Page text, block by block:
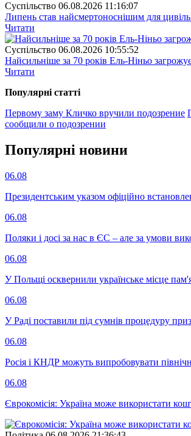
Суспiльство 06.08.2026 11:16:07
Липень став найсмертоноснішим для
Читати
Суспiльство 06.08.2026 10:55:52
Найсильніше за 70 років Ель-Ніньо
Читати
Популярнi статтi
Первому заму Кличко вручили подозрение
сообщили о подозрении
Популярнi новини
06.08
Президентським указом офіційно
06.08
Поляки і досі за нас в ЄС – але за умови
06.08
У Польщі осквернили українське місце
06.08
У Раді поставили під сумнів процедуру
06.08
Росія і КНДР можуть випробовувати
06.08
Єврокомісія: Україна може використати